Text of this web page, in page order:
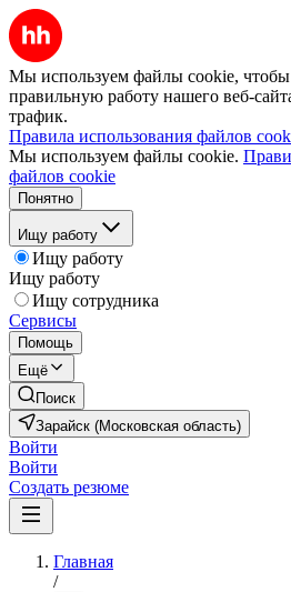
Мы используем файлы cookie, чтобы
правильную работу нашего веб-
трафик.
Правила использования файлов
Мы используем файлы cookie.
файлов cookie
Понятно
Ищу работу
Ищу работу
Ищу работу
Ищу сотрудника
Сервисы
Помощь
Ещё
Поиск
Зарайск (Московская область)
Войти
Войти
Создать резюме
Главная
/